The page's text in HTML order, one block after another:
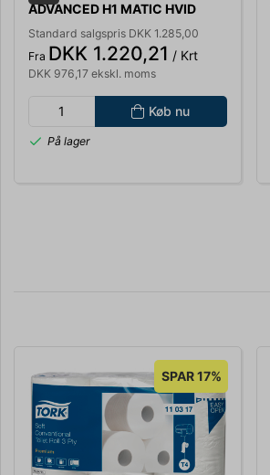
ADVANCED H1 MATIC HVID
SOFT 2-LAGS 6 RL. A 150M
290067
Standard salgspris DKK 1.285,00
Fra DKK 1.220,21 / Krt
DKK 976,17 ekskl. moms
Køb nu
På lager
SPAR 17%